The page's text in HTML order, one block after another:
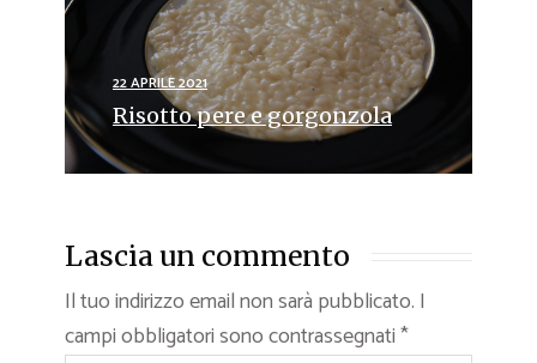
22 APRILE 2021
Risotto pere e gorgonzola
Lascia un commento
Il tuo indirizzo email non sarà pubblicato. I
campi obbligatori sono contrassegnati*